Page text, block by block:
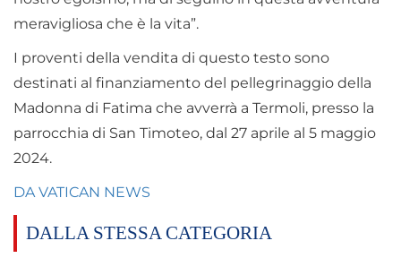
meravigliosa che è la vita”.
I proventi della vendita di questo testo sono
destinati al finanziamento del pellegrinaggio della
Madonna di Fatima che avverrà a Termoli, presso la
parrocchia di San Timoteo, dal 27 aprile al 5 maggio
2024.
DA VATICAN NEWS
DALLA STESSA CATEGORIA